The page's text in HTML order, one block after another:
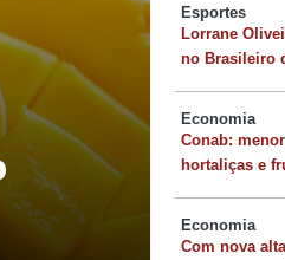
Esportes
Lorrane
no Brasileiro
Economia
Conab:
hortaliças e
Economia
Com nova